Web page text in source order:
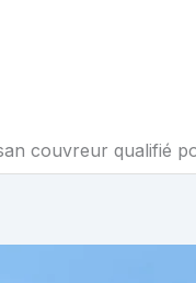
couvreur qualifié